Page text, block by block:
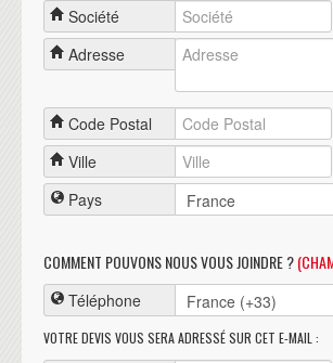
Société
Adresse
Code Postal
Ville
Pays
COMMENT POUVONS NOUS VOUS JOINDRE ?
Téléphone
VOTRE DEVIS VOUS SERA ADRESSÉ SUR CET E-MAIL :